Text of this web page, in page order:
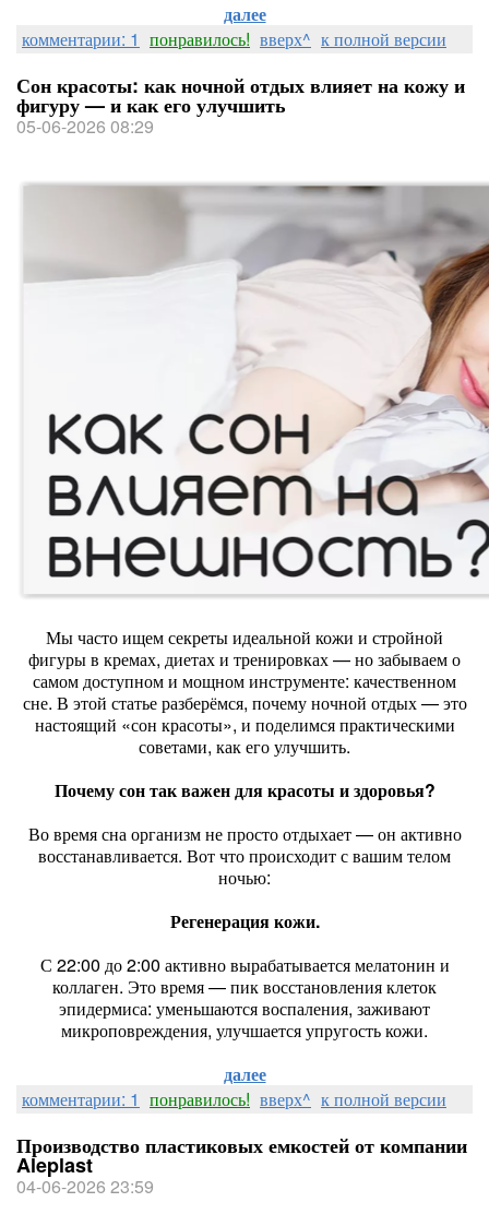
далее
комментарии: 1 понравилось! вверх^ к полной версии
Сон красоты: как ночной отдых влияет на кожу и
фигуру — и как его улучшить
05-06-2026 08:29
Мы часто ищем секреты идеальной кожи и стройной
фигуры в кремах, диетах и тренировках — но забываем о
самом доступном и мощном инструменте: качественном
сне. В этой статье разберёмся, почему ночной отдых — это
настоящий «сон красоты», и поделимся практическими
советами, как его улучшить.
Почему сон так важен для красоты и здоровья?
Во время сна организм не просто отдыхает — он активно
восстанавливается. Вот что происходит с вашим телом
ночью:
Регенерация кожи.
С 22:00 до 2:00 активно вырабатывается мелатонин и
коллаген. Это время — пик восстановления клеток
эпидермиса: уменьшаются воспаления, заживают
микроповреждения, улучшается упругость кожи.
далее
комментарии: 1 понравилось! вверх^ к полной версии
Производство пластиковых емкостей от компании
Aleplast
04-06-2026 23:59